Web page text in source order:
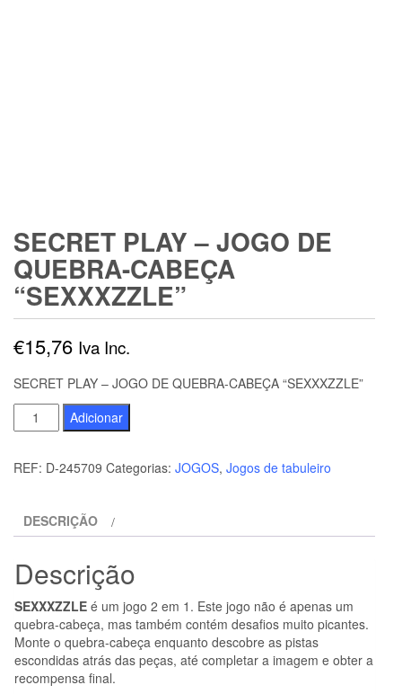
SECRET PLAY – JOGO DE
QUEBRA-CABEÇA
“SEXXXZZLE”
€15,76 Iva Inc.
SECRET PLAY – JOGO DE QUEBRA-CABEÇA “SEXXXZZLE”
Quantidade
de
SECRET
JOGO
QUEBRA-
"SEXXXZZLE"
Adicionar
REF: D-245709 Categorias: JOGOS, Jogos de tabuleiro
DESCRIÇÃO
Descrição
SEXXXZZLE é um jogo 2 em 1. Este jogo não é apenas um
quebra-cabeça, mas também contém desafios muito picantes.
Monte o quebra-cabeça enquanto descobre as pistas
escondidas atrás das peças, até completar a imagem e obter a
recompensa final.